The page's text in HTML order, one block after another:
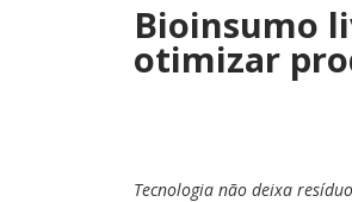
Bioinsumo
otimizar
Tecnologia não deixa